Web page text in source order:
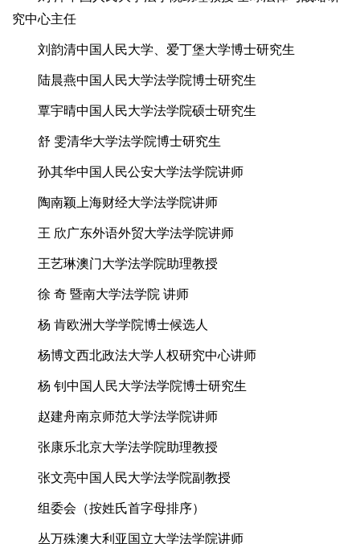
究中心主任
刘韵清中国人民大学、爱丁堡大学博士研究生
陆晨燕中国人民大学法学院博士研究生
覃宇晴中国人民大学法学院硕士研究生
舒 雯清华大学法学院博士研究生
孙其华中国人民公安大学法学院讲师
陶南颖上海财经大学法学院讲师
王 欣广东外语外贸大学法学院讲师
王艺琳澳门大学法学院助理教授
徐 奇 暨南大学法学院 讲师
杨 肯欧洲大学学院博士候选人
杨博文西北政法大学人权研究中心讲师
杨 钊中国人民大学法学院博士研究生
赵建舟南京师范大学法学院讲师
张康乐北京大学法学院助理教授
张文亮中国人民大学法学院副教授
组委会（按姓氏首字母排序）
丛万殊澳大利亚国立大学法学院讲师